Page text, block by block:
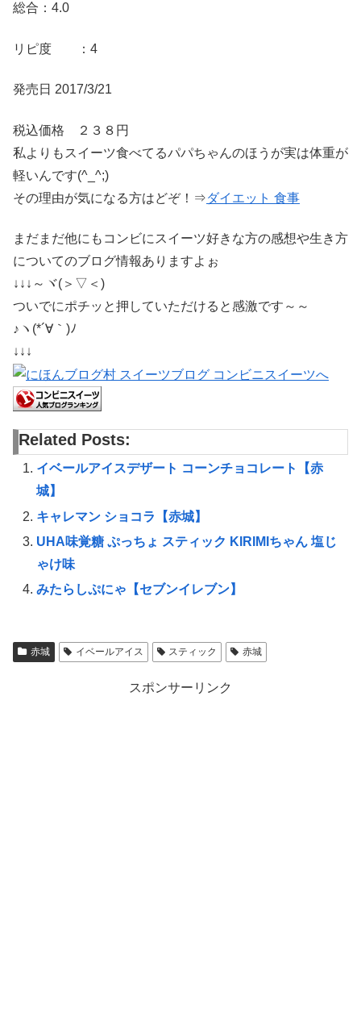
総合：4.0
リピ度 ：4
発売日 2017/3/21
税込価格 ２３８円
私よりもスイーツ食べてるパパちゃんのほうが実は体重が
軽いんです(^_^;)
その理由が気になる方はどぞ！⇒ダイエット 食事
まだまだ他にもコンビにスイーツ好きな方の感想や生き方
についてのブログ情報ありますよぉ
↓↓↓～ヾ(＞▽＜)
ついでにポチッと押していただけると感激です～～
♪ヽ(*´∀｀)ﾉ
↓↓↓
Related Posts:
イベールアイスデザート コーンチョコレート【赤
城】
キャレマン ショコラ【赤城】
UHA味覚糖 ぷっちょ スティック KIRIMIちゃん 塩じ
ゃけ味
みたらしぷにゃ【セブンイレブン】
赤城 イベールアイス スティック 赤城
スポンサーリンク